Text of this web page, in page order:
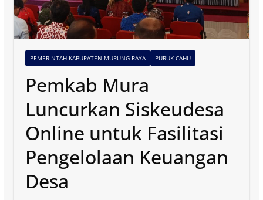
PEMERINTAH KABUPATEN MURUNG RAYA PURUK CAHU
Pemkab Mura
Luncurkan Siskeudesa
Online untuk Fasilitasi
Pengelolaan Keuangan
Desa